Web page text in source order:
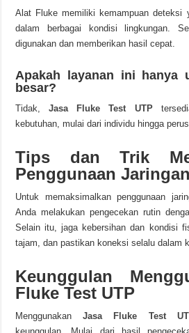
Alat Fluke memiliki kemampuan deteksi
dalam berbagai kondisi lingkungan.
digunakan dan memberikan hasil cepat.
Apakah layanan ini hanya
besar?
Tidak,Jasa Fluke Test UTP
kebutuhan, mulai dari individu hingga
Tips dan Trik
Penggunaan
Untuk memaksimalkan penggunaan
Anda melakukan pengecekan rutin
Selain itu, jaga kebersihan dan kondisi
tajam, dan pastikan koneksi selalu dalam
Keunggulan
Fluke Test UTP
MenggunakanJasa Fluke Test